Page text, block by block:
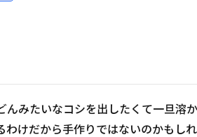
んみたいなコシを出したくて一旦溶
わけだから手作りではないのかもし